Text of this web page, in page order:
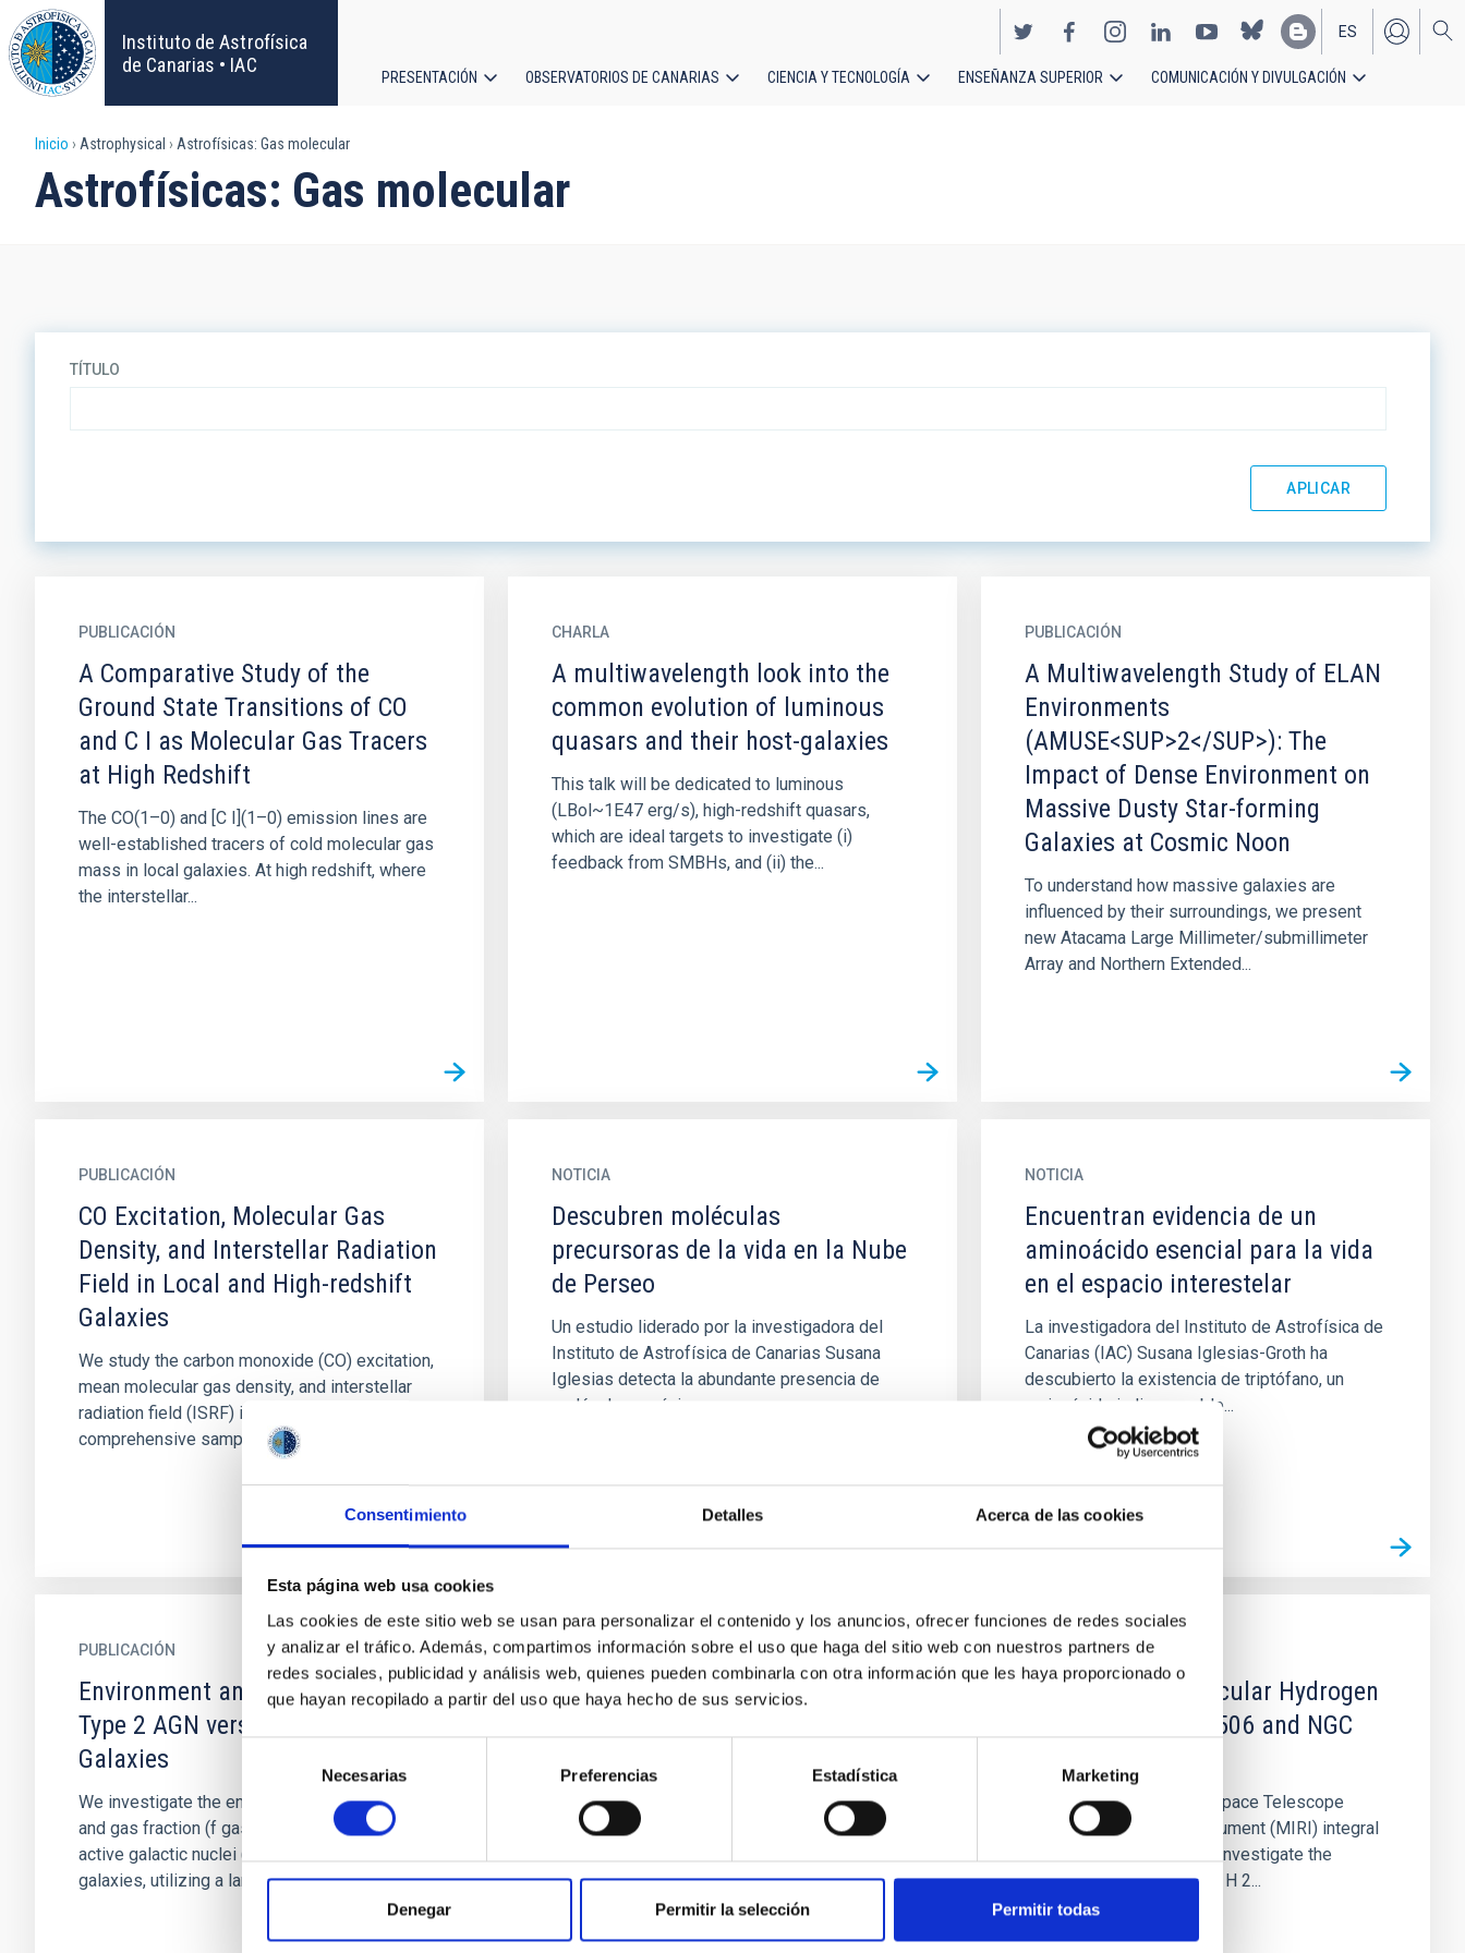
Consentimiento Detalles Acerca de las cookies
Esta página web usa cookies
Las cookies de este sitio web se usan para personalizar el contenido y los anuncios, ofrecer funciones de redes sociales
y analizar el tráfico. Además, compartimos información sobre el uso que haga del sitio web con nuestros partners de
redes sociales, publicidad y análisis web, quienes pueden combinarla con otra información que les haya proporcionado o
que hayan recopilado a partir del uso que haya hecho de sus servicios.
consentimiento
Necesarias Preferencias Estadística Marketing
Denegar Permitir la selección Permitir todas
Pasar
al
contenido
principal
Instituto de Astrofísica
de Canarias • IAC
EN
ES
principal
PRESENTACIÓN OBSERVATORIOS DE CANARIAS CIENCIA Y TECNOLOGÍA ENSEÑANZA SUPERIOR COMUNICACIÓN Y DIVULGACIÓN
Sobrescribir
enlaces
Inicio Astrophysical Astrofísicas: Gas molecular
Astrofísicas: Gas molecular
TÍTULO
PUBLICACIÓN
A Comparative Study of the
Ground State Transitions of CO
and C I as Molecular Gas Tracers
at High Redshift
The CO(1–0) and [C I](1–0) emission lines are
well-established tracers of cold molecular gas
mass in local galaxies. At high redshift, where
the interstellar...
CHARLA
A multiwavelength look into the
common evolution of luminous
quasars and their host-galaxies
This talk will be dedicated to luminous
(LBol~1E47 erg/s), high-redshift quasars,
which are ideal targets to investigate (i)
feedback from SMBHs, and (ii) the...
PUBLICACIÓN
A Multiwavelength Study of ELAN
Environments
(AMUSE<SUP>2</SUP>): The
Impact of Dense Environment on
Massive Dusty Star-forming
Galaxies at Cosmic Noon
To understand how massive galaxies are
influenced by their surroundings, we present
new Atacama Large Millimeter/submillimeter
Array and Northern Extended...
PUBLICACIÓN
CO Excitation, Molecular Gas
Density, and Interstellar Radiation
Field in Local and High-redshift
Galaxies
We study the carbon monoxide (CO) excitation,
mean molecular gas density, and interstellar
radiation field (ISRF) intensity in a
comprehensive sample of 76...
NOTICIA
Descubren moléculas
precursoras de la vida en la Nube
de Perseo
Un estudio liderado por la investigadora del
Instituto de Astrofísica de Canarias Susana
Iglesias detecta la abundante presencia de
moléculas orgánicas...
NOTICIA
Encuentran evidencia de un
aminoácido esencial para la vida
en el espacio interestelar
La investigadora del Instituto de Astrofísica de
Canarias (IAC) Susana Iglesias-Groth ha
descubierto la existencia de triptófano, un
aminoácido indispensable...
PUBLICACIÓN
Environment and Gas Fraction in
Type 2 AGN versus Non-AGN
Galaxies
We investigate the environmental parameters
and gas fraction (f gas ) properties of type 2
active galactic nuclei (AGN) and non-AGN
galaxies, utilizing a large...
PUBLICACIÓN
Evidence of Feedback Effects in
Spectroscopy
This Letter presents an analysis of the infrared
(∼3─28 μm) spectra extracted from the nuclear
(r < 150 pc) regions of four low-luminosity
active galactic...
PUBLICACIÓN
Excitation of Molecular Hydrogen
in Seyferts: NGC 5506 and NGC
We utilize James Webb Space Telescope
(JWST) Mid Infrared Instrument (MIRI) integral
field unit observations to investigate the
behavior and excitation of H 2...